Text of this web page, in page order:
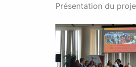
Présentation du